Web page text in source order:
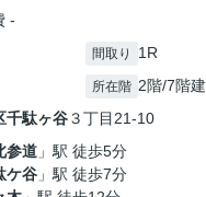
-
間取り 1R
所在階 2階/7階建
千駄ヶ谷３丁目21-10
参道 」駅 徒歩5分
ケ谷 」駅 徒歩7分